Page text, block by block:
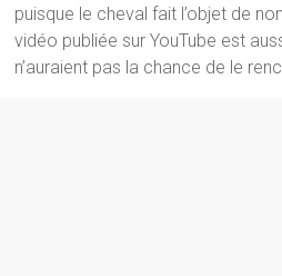
puisque le cheval fait l’objet de
vidéo publiée sur YouTube est
n’auraient pas la chance de le